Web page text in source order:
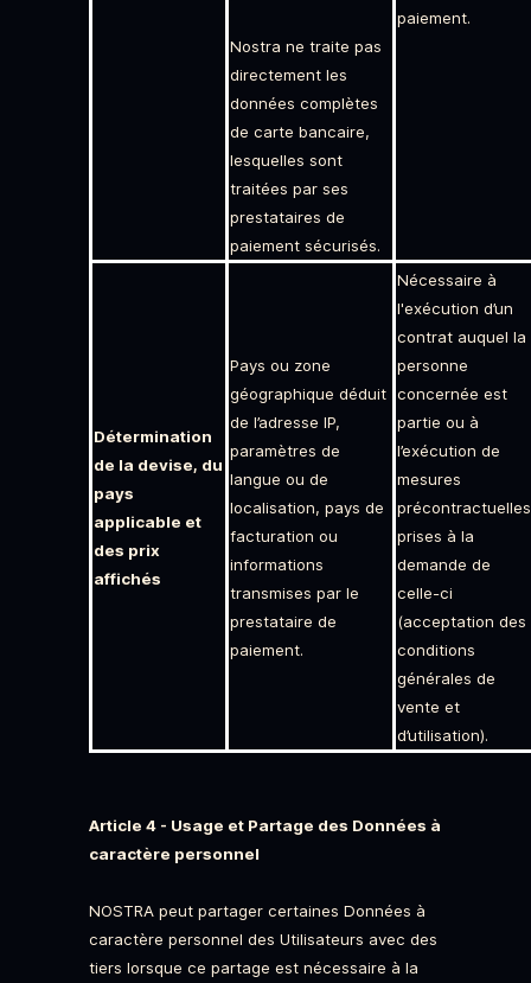
Nostra ne traite pas
directement les
données complètes
de carte bancaire,
lesquelles sont
traitées par ses
prestataires de
paiement sécurisés.
paiement.
Détermination
de la devise, du
pays
applicable et
des prix
affichés
Pays ou zone
géographique déduit
de l’adresse IP,
paramètres de
langue ou de
localisation, pays de
facturation ou
informations
transmises par le
prestataire de
paiement.
Nécessaire à
l'exécution d’un
contrat auquel la
personne
concernée est
partie ou à
l’exécution de
mesures
précontractuelles
prises à la
demande de
celle-ci
(acceptation des
conditions
générales de
vente et
d’utilisation).
Article 4 - Usage et Partage des Données à
caractère personnel
NOSTRA peut partager certaines Données à
caractère personnel des Utilisateurs avec des
tiers lorsque ce partage est nécessaire à la